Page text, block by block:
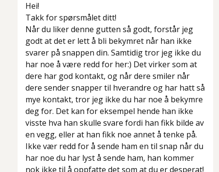
Hei!
Takk for spørsmålet ditt!
Når du liker denne gutten så godt, forstår jeg
godt at det er lett å bli bekymret når han ikke
svarer på snappen din. Samtidig tror jeg ikke du
har noe å være redd for her:) Det virker som at
dere har god kontakt, og når dere smiler når
dere sender snapper til hverandre og har hatt så
mye kontakt, tror jeg ikke du har noe å bekymre
deg for. Det kan for eksempel hende han ikke
visste hva han skulle svare fordi han fikk bilde av
en vegg, eller at han fikk noe annet å tenke på.
Ikke vær redd for å sende ham en til snap når du
har noe du har lyst å sende ham, han kommer
nok ikke til å oppfatte det som at du er desperat!